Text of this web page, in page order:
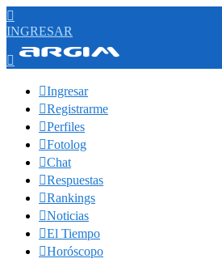

INGRESAR

Ingresar
Registrarme
Perfiles
Fotolog
Chat
Respuestas
Rankings
Noticias
El Tiempo
Horóscopo